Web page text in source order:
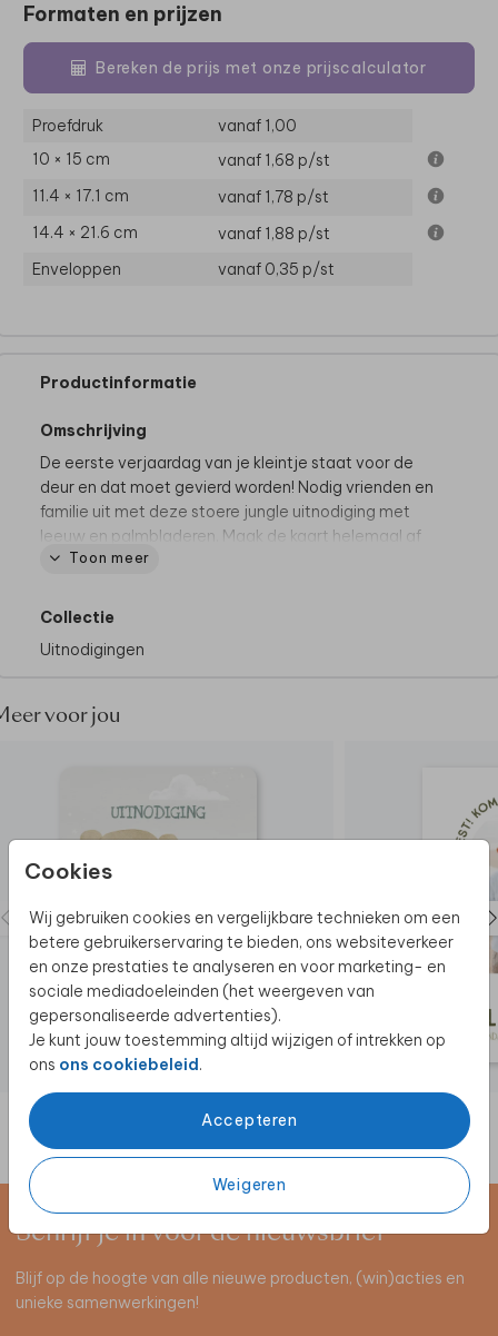
Cookies
Wij gebruiken cookies en vergelijkbare technieken om een
betere gebruikerservaring te bieden, ons websiteverkeer
en onze prestaties te analyseren en voor marketing- en
sociale mediadoeleinden (het weergeven van
gepersonaliseerde advertenties).
Je kunt jouw toestemming altijd wijzigen of intrekken op
ons ons cookiebeleid.
Accepteren
Weigeren
Formaten en prijzen
Bereken de prijs met onze prijscalculator
Proefdruk
vanaf 1,00
10 × 15 cm
vanaf 1,68 p/st
11.4 × 17.1 cm
vanaf 1,78 p/st
14.4 × 21.6 cm
vanaf 1,88 p/st
Enveloppen
vanaf 0,35 p/st
Productinformatie
Omschrijving
De eerste verjaardag van je kleintje staat voor de
deur en dat moet gevierd worden! Nodig vrienden en
familie uit met deze stoere jungle uitnodiging met
leeuw en palmbladeren. Maak de kaart helemaal af
met een foto van de jarige. Hiep hiep!
Toon meer
Collectie
Uitnodigingen
voor jou
Schrijf je in voor de nieuwsbrief
Blijf op de hoogte van alle nieuwe producten, (win)acties en
unieke samenwerkingen!